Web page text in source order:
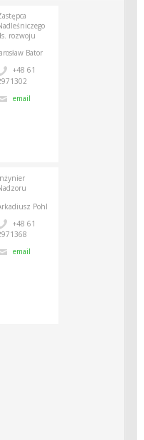
rozwoju
Bator
+48 61
email
Pohl
+48 61
email